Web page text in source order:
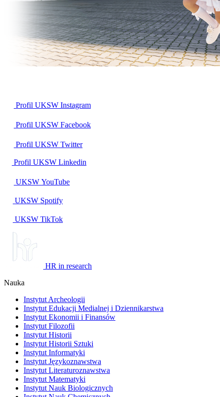
Profil UKSW Instagram
Profil UKSW Facebook
Profil UKSW Twitter
Profil UKSW Linkedin
UKSW YouTube
UKSW Spotify
UKSW TikTok
HR in research
Nauka
Instytut Archeologii
Instytut Edukacji Medialnej i Dziennikarstwa
Instytut Ekonomii i Finansów
Instytut Filozofii
Instytut Historii
Instytut Historii Sztuki
Instytut Informatyki
Instytut Językoznawstwa
Instytut Literaturoznawstwa
Instytut Matematyki
Instytut Nauk Biologicznych